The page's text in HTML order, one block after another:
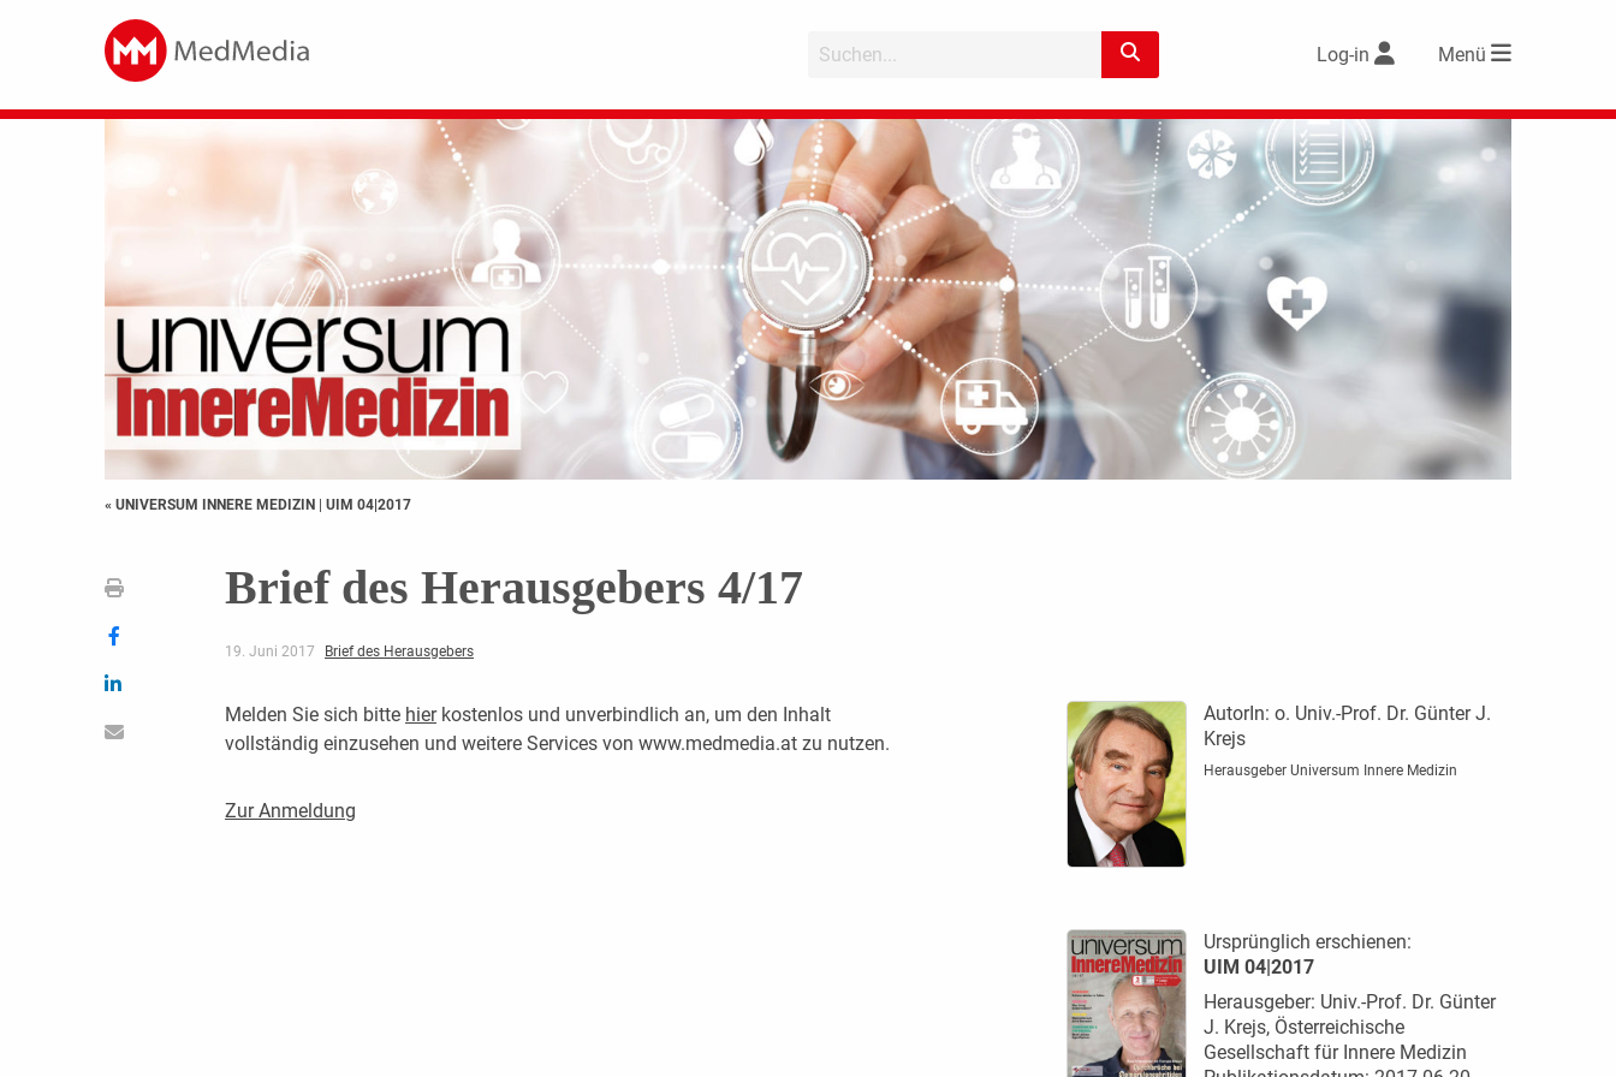
Log-in Menü
« UNIVERSUM INNERE MEDIZIN | UIM 04|2017
Brief des Herausgebers 4/17
19. Juni 2017 Brief des Herausgebers
Melden Sie sich bitte hierkostenlos und unverbindlich an, um den Inhalt
vollständig einzusehen und weitere Services von www.medmedia.at zu nutzen.
Zur Anmeldung
AutorIn: o. Univ.-Prof. Dr. Günter J.
Krejs
Herausgeber Universum Innere Medizin
Ursprünglich erschienen:
UIM 04|2017
Herausgeber: Univ.-Prof. Dr. Günter
J. Krejs, Österreichische
Gesellschaft für Innere Medizin